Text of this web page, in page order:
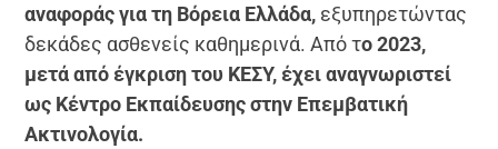
αναφοράς για τη Βόρεια Ελλάδα, εξυπηρετώντας
δεκάδες ασθενείς καθημερινά. Από το 2023,
μετά από έγκριση του ΚΕΣΥ, έχει αναγνωριστεί
ως Κέντρο Εκπαίδευσης στην Επεμβατική
Ακτινολογία.